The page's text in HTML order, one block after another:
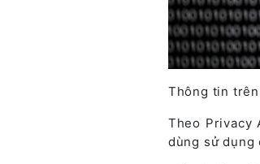
Thông tin
Theo Privacy
dùng sử dụng